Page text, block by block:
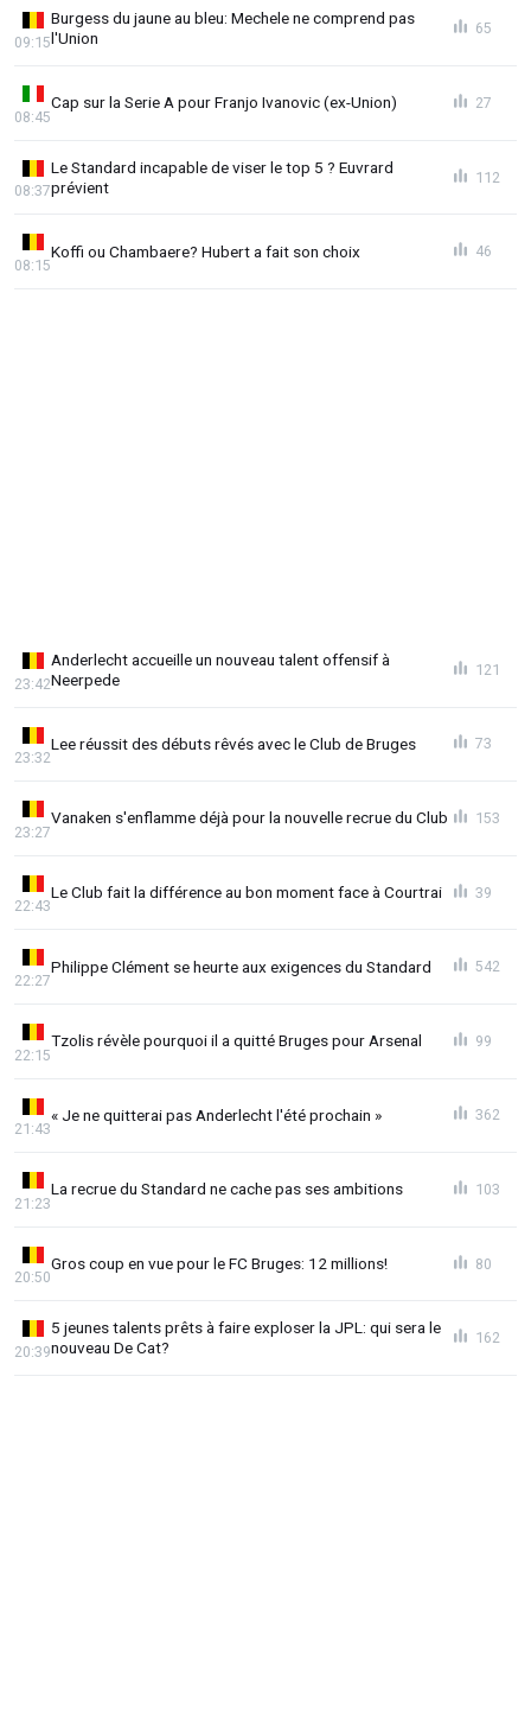
Burgess du jaune au bleu: Mechele ne comprend pas
l'Union
09:15
65
Cap sur la Serie A pour Franjo Ivanovic (ex-Union)
08:45
27
Le Standard incapable de viser le top 5 ? Euvrard
prévient
08:37
112
Koffi ou Chambaere? Hubert a fait son choix
08:15
46
Anderlecht accueille un nouveau talent offensif à
Neerpede
23:42
121
Lee réussit des débuts rêvés avec le Club de Bruges
23:32
73
Vanaken s'enflamme déjà pour la nouvelle recrue du Club
23:27
153
Le Club fait la différence au bon moment face à Courtrai
22:43
39
Philippe Clément se heurte aux exigences du Standard
22:27
542
Tzolis révèle pourquoi il a quitté Bruges pour Arsenal
22:15
99
« Je ne quitterai pas Anderlecht l'été prochain »
21:43
362
La recrue du Standard ne cache pas ses ambitions
21:23
103
Gros coup en vue pour le FC Bruges: 12 millions!
20:50
80
5 jeunes talents prêts à faire exploser la JPL: qui sera le
nouveau De Cat?
20:39
162